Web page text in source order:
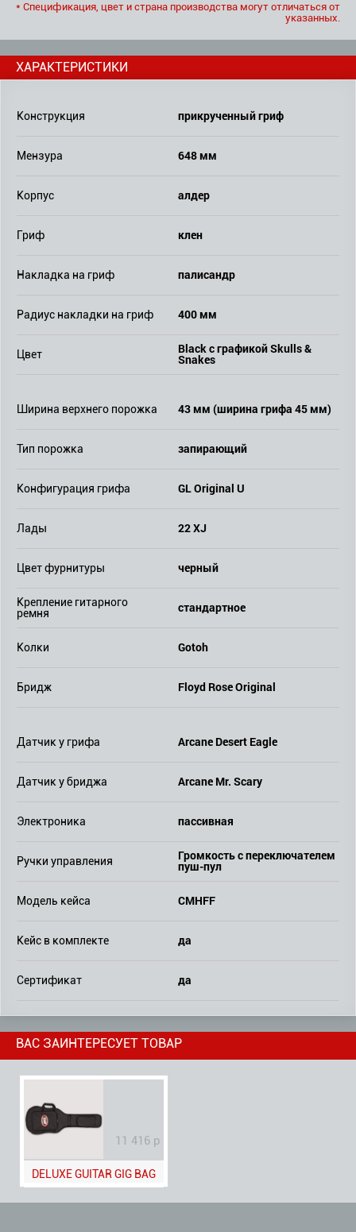
* Спецификация, цвет и страна производства могут отличаться от
указанных.
ХАРАКТЕРИСТИКИ
Конструкция прикрученный гриф
Мензура 648 мм
Корпус алдер
Гриф клен
Накладка на гриф палисандр
Радиус накладки на гриф 400 мм
Цвет Black с графикой Skulls &
Snakes
Ширина верхнего порожка 43 мм (ширина грифа 45 мм)
Тип порожка запирающий
Конфигурация грифа GL Original U
Лады 22 XJ
Цвет фурнитуры черный
Крепление гитарного
ремня
стандартное
Колки Gotoh
Бридж Floyd Rose Original
Датчик у грифа Arcane Desert Eagle
Датчик у бриджа Arcane Mr. Scary
Электроника пассивная
Ручки управления Громкость с переключателем
пуш-пул
Модель кейса CMHFF
Кейс в комплекте да
Сертификат да
ВАС ЗАИНТЕРЕСУЕТ ТОВАР
11 416 р
DELUXE GUITAR GIG BAG